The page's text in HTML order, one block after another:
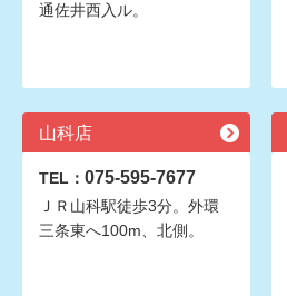
通佐井西入ル。
山科店
TEL： 075-595-7677
ＪＲ山科駅徒歩3分。外環
三条東へ100m、北側。